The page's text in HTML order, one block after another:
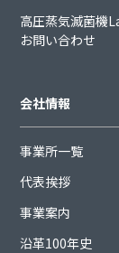
高圧蒸気滅菌機
お問い合わせ
会社情報
事業所一覧
代表挨拶
事業案内
沿革100年史